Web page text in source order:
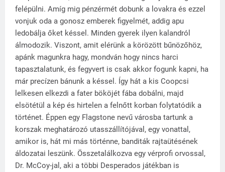
felépülni. Amíg mig pénzérmét dobunk a lovakra és ezzel
vonjuk oda a gonosz emberek figyelmét, addig apu
ledobálja őket késsel. Minden gyerek ilyen kalandról
álmodozik. Viszont, amit elérünk a körözött bűnözőhöz,
apánk magunkra hagy, mondván hogy nincs harci
tapasztalatunk, és fegyvert is csak akkor fogunk kapni, ha
már precízen bánunk a késsel. Így hát a kis Coopcsi
lelkesen elkezdi a fater bököjét fába dobálni, majd
elsötétül a kép és hirtelen a felnőtt korban folytatódik a
történet. Éppen egy Flagstone nevű városba tartunk a
korszak meghatározó utasszállítójával, egy vonattal,
amikor is, hát mi más történne, banditák rajtaütésének
áldozatai leszünk. Összetalálkozva egy vérprofi orvossal,
Dr. McCoy-jal, aki a többi Desperados játékban is